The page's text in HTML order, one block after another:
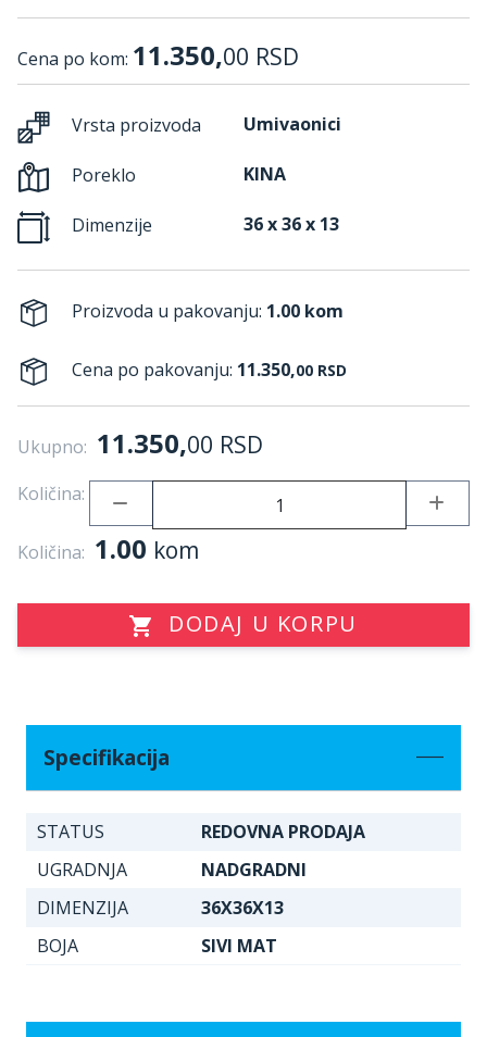
Cena po kom: 11.350,00 RSD
Vrsta proizvoda Umivaonici
Poreklo KINA
Dimenzije 36 x 36 x 13
Proizvoda u pakovanju: 1.00 kom
Cena po pakovanju: 11.350,00 RSD
Ukupno: 11.350,00 RSD
Količina:
Količina: 1.00 kom
DODAJ U KORPU
Specifikacija
STATUS
REDOVNA PRODAJA
UGRADNJA
NADGRADNI
DIMENZIJA
36X36X13
BOJA
SIVI MAT